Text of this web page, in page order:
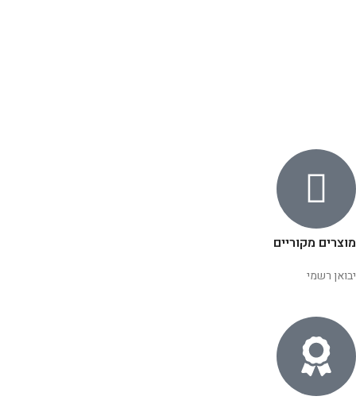
מוצרים מקוריים
יבואן רשמי